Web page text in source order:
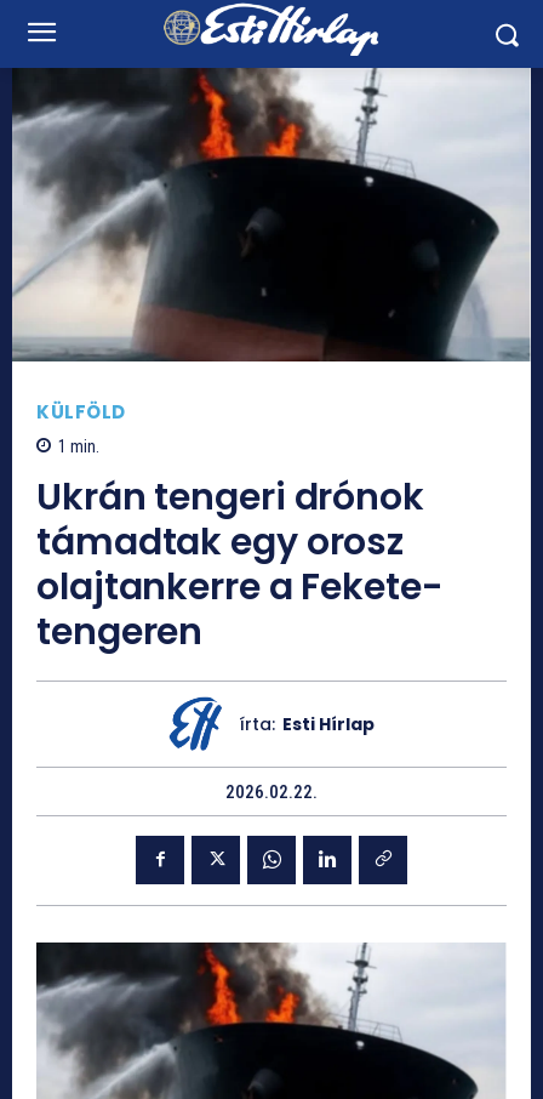
KÜLFÖLD
1 min.
Ukrán tengeri drónok
támadtak egy orosz
olajtankerre a Fekete-
tengeren
írta: Esti Hírlap
2026.02.22.